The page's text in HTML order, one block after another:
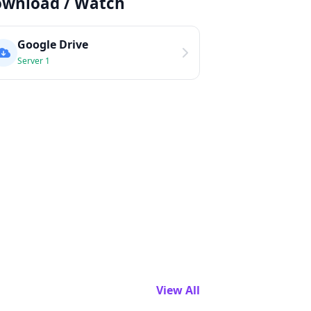
Google Drive
Server 1
View All